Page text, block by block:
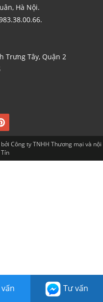
Hà Nội.
Trưng Tây, Quận 2
Tư vấn
Công ty TNHH Thương mại và nội